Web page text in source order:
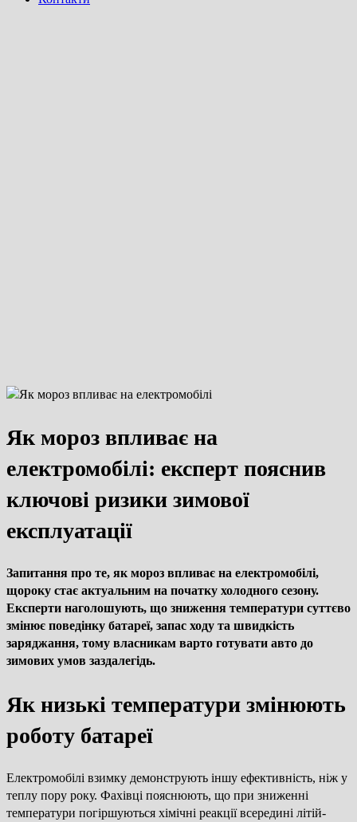
Як мороз впливає на
електромобілі: експерт пояснив
ключові ризики зимової
експлуатації
Запитання про те, як мороз впливає на електромобілі,
щороку стає актуальним на початку холодного сезону.
Експерти наголошують, що зниження температури суттєво
змінює поведінку батареї, запас ходу та швидкість
заряджання, тому власникам варто готувати авто до
зимових умов заздалегідь.
Як низькі температури змінюють
роботу батареї
Електромобілі взимку демонструють іншу ефективність, ніж у
теплу пору року. Фахівці пояснюють, що при зниженні
температури погіршуються хімічні реакції всередині літій-